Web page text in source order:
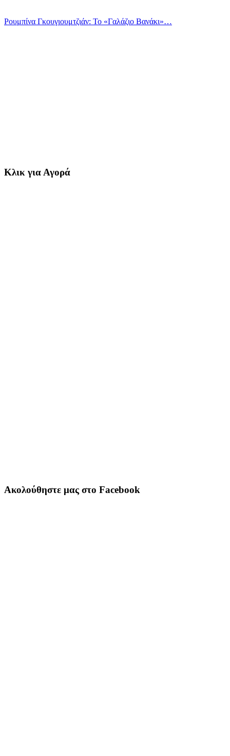
Ρουμπίνα Γκουγιουμτζιάν: Το «Γαλάζιο Βανάκι»…
Κλικ για Αγορά
Ακολούθηστε μας στο Facebook